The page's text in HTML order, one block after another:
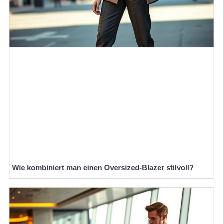
Wie kombiniert man einen Oversized-Blazer stilvoll?